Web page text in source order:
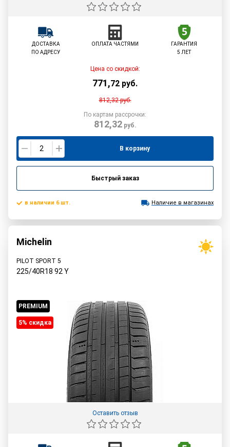
ДОСТАВКА
ПО АДРЕСУ
ОПЛАТА ЧАСТЯМИ
ГАРАНТИЯ
5 ЛЕТ
Цена со скидкой:
771,72 руб.
812,32руб.
По картам рассрочки:
812,32руб.
В корзину
Быстрый заказ
в наличии 6 шт. Наличие в магазинах
Michelin
PILOT SPORT 5
225/40R18 92 Y
PREMIUM
5% cкидка
Оставить отзыв